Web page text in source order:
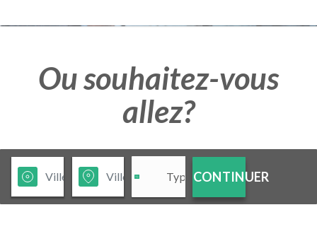
Ou souhaitez-vous
allez?
CONTINUER